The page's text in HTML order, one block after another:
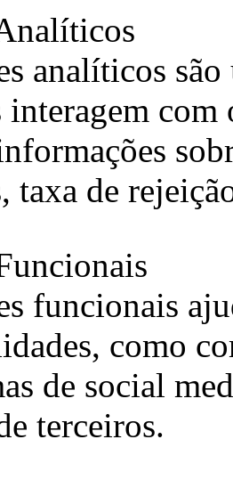
analíticos são
com
taxa de
funcionais
como
de social
terceiros.